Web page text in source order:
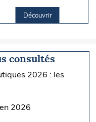
Découvrir
consultés
2026 : les
2026